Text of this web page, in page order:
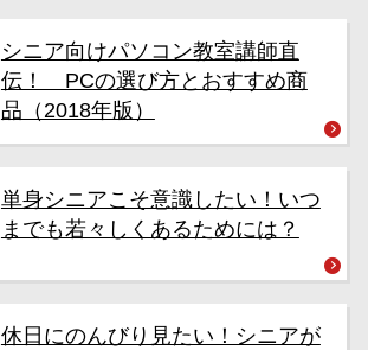
シニア向けパソコン教室講師直
伝！ PCの選び方とおすすめ商
品（2018年版）
単身シニアこそ意識したい！いつ
までも若々しくあるためには？
休日にのんびり見たい！シニアが